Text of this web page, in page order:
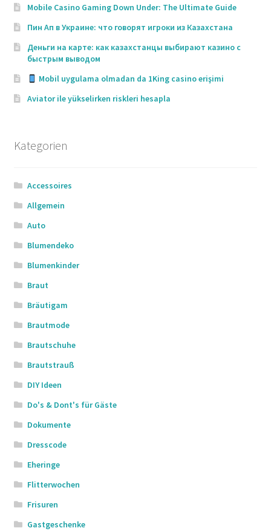
Mobile Casino Gaming Down Under: The Ultimate Guide
Пин Ап в Украине: что говорят игроки из Казахстана
Деньги на карте: как казахстанцы выбирают казино с
быстрым выводом
Mobil uygulama olmadan da 1King casino erişimi
Aviator ile yükselirken riskleri hesapla
Kategorien
Accessoires
Allgemein
Auto
Blumendeko
Blumenkinder
Braut
Bräutigam
Brautmode
Brautschuhe
Brautstrauß
DIY Ideen
Do's & Dont's für Gäste
Dokumente
Dresscode
Eheringe
Flitterwochen
Frisuren
Gastgeschenke